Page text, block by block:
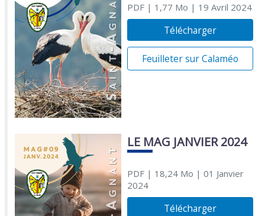
PDF| 1,77 Mo | 19 Avril 2024
Télécharger
Feuilleter sur Calaméo
LE MAG JANVIER 2024
PDF| 18,24 Mo | 01 Janvier
2024
Télécharger